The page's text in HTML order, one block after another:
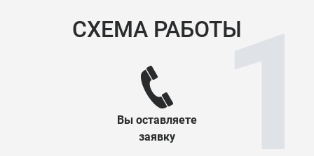
СХЕМА РАБОТЫ
Вы оставляете
заявку